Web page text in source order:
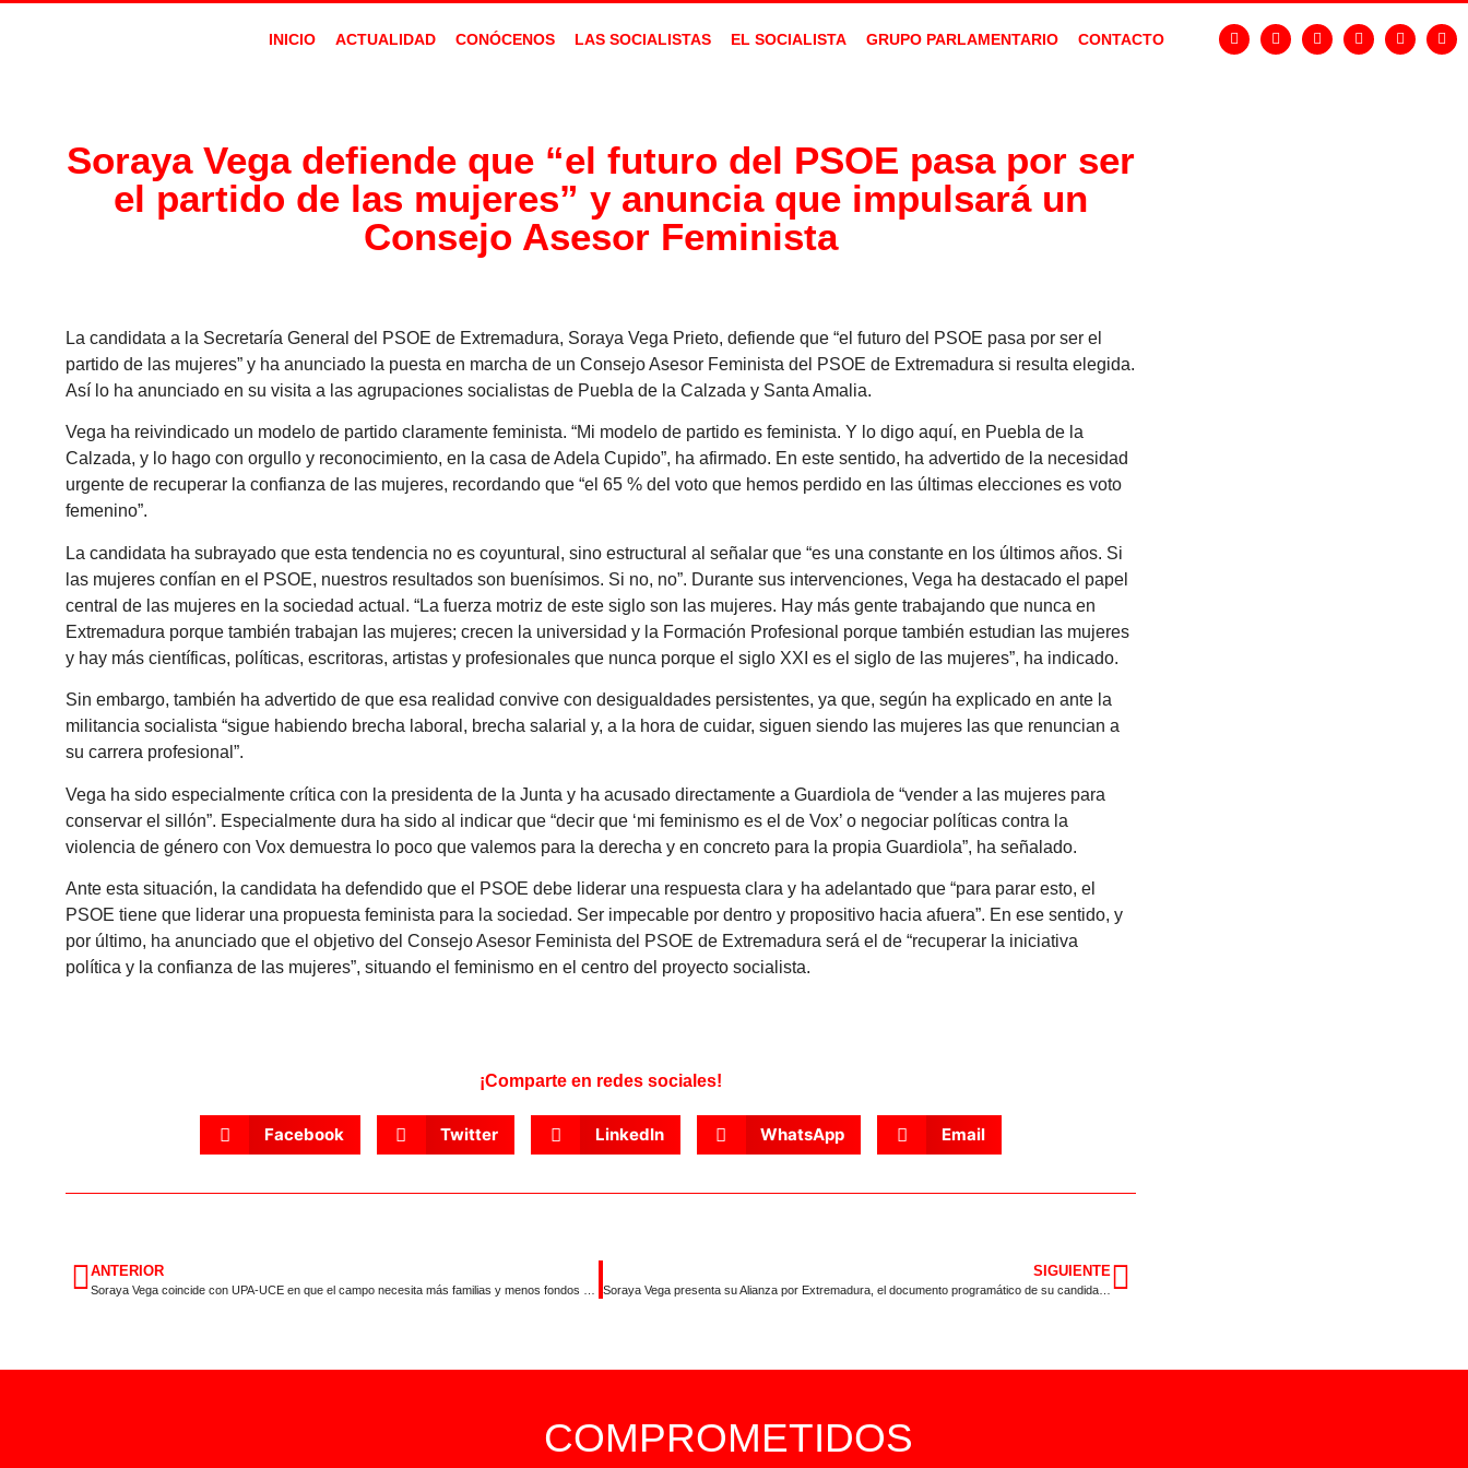
INICIO ACTUALIDAD CONÓCENOS LAS SOCIALISTAS EL SOCIALISTA GRUPO PARLAMENTARIO CONTACTO
Soraya Vega defiende que “el futuro del PSOE pasa por ser
el partido de las mujeres” y anuncia que impulsará un
Consejo Asesor Feminista
La candidata a la Secretaría General del PSOE de Extremadura, Soraya Vega Prieto, defiende que “el futuro del PSOE pasa por ser el
partido de las mujeres” y ha anunciado la puesta en marcha de un Consejo Asesor Feminista del PSOE de Extremadura si resulta elegida.
Así lo ha anunciado en su visita a las agrupaciones socialistas de Puebla de la Calzada y Santa Amalia.
Vega ha reivindicado un modelo de partido claramente feminista. “Mi modelo de partido es feminista. Y lo digo aquí, en Puebla de la
Calzada, y lo hago con orgullo y reconocimiento, en la casa de Adela Cupido”, ha afirmado. En este sentido, ha advertido de la necesidad
urgente de recuperar la confianza de las mujeres, recordando que “el 65 % del voto que hemos perdido en las últimas elecciones es voto
femenino”.
La candidata ha subrayado que esta tendencia no es coyuntural, sino estructural al señalar que “es una constante en los últimos años. Si
las mujeres confían en el PSOE, nuestros resultados son buenísimos. Si no, no”. Durante sus intervenciones, Vega ha destacado el papel
central de las mujeres en la sociedad actual. “La fuerza motriz de este siglo son las mujeres. Hay más gente trabajando que nunca en
Extremadura porque también trabajan las mujeres; crecen la universidad y la Formación Profesional porque también estudian las mujeres
y hay más científicas, políticas, escritoras, artistas y profesionales que nunca porque el siglo XXI es el siglo de las mujeres”, ha indicado.
Sin embargo, también ha advertido de que esa realidad convive con desigualdades persistentes, ya que, según ha explicado en ante la
militancia socialista “sigue habiendo brecha laboral, brecha salarial y, a la hora de cuidar, siguen siendo las mujeres las que renuncian a
su carrera profesional”.
Vega ha sido especialmente crítica con la presidenta de la Junta y ha acusado directamente a Guardiola de “vender a las mujeres para
conservar el sillón”. Especialmente dura ha sido al indicar que “decir que ‘mi feminismo es el de Vox’ o negociar políticas contra la
violencia de género con Vox demuestra lo poco que valemos para la derecha y en concreto para la propia Guardiola”, ha señalado.
Ante esta situación, la candidata ha defendido que el PSOE debe liderar una respuesta clara y ha adelantado que “para parar esto, el
PSOE tiene que liderar una propuesta feminista para la sociedad. Ser impecable por dentro y propositivo hacia afuera”. En ese sentido, y
por último, ha anunciado que el objetivo del Consejo Asesor Feminista del PSOE de Extremadura será el de “recuperar la iniciativa
política y la confianza de las mujeres”, situando el feminismo en el centro del proyecto socialista.
¡Comparte en redes sociales!
Facebook Twitter LinkedIn WhatsApp Email
ANTERIOR SIGUIENTE
COMPROMETIDOS